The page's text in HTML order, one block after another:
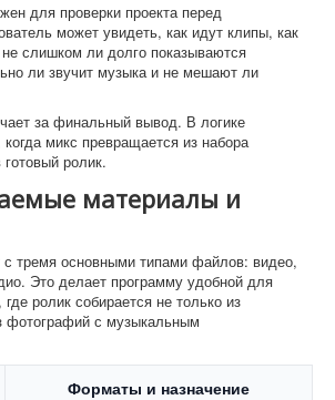
для проверки проекта перед
может увидеть, как идут клипы, как
слишком ли долго показываются
ли звучит музыка и не мешают ли
за финальный вывод. В логике
микс превращается из набора
ролик.
материалы и
с тремя основными типами файлов: видео,
Это делает программу удобной для
ролик собирается не только из
фотографий с музыкальным
Форматы и назначение